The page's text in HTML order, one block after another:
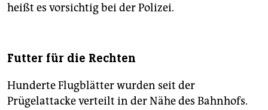
heißt es vorsichtig bei der Polizei.
Futter für die Rechten
Hunderte Flugblätter wurden seit der
Prügelattacke verteilt in der Nähe des Bahnhofs.